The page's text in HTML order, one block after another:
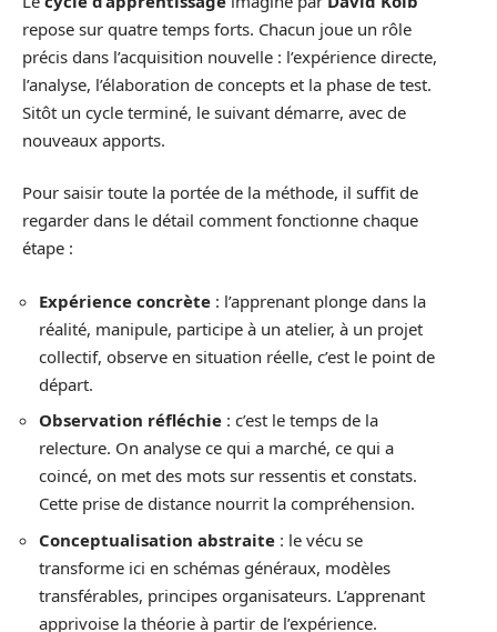
repose sur quatre temps forts. Chacun joue un rôle
précis dans l’acquisition nouvelle : l’expérience directe,
l’analyse, l’élaboration de concepts et la phase de test.
Sitôt un cycle terminé, le suivant démarre, avec de
nouveaux apports.
Pour saisir toute la portée de la méthode, il suffit de
regarder dans le détail comment fonctionne chaque
étape :
Expérience concrète : l’apprenant plonge dans la
réalité, manipule, participe à un atelier, à un projet
collectif, observe en situation réelle, c’est le point de
départ.
Observation réfléchie : c’est le temps de la
relecture. On analyse ce qui a marché, ce qui a
coincé, on met des mots sur ressentis et constats.
Cette prise de distance nourrit la compréhension.
Conceptualisation abstraite : le vécu se
transforme ici en schémas généraux, modèles
transférables, principes organisateurs. L’apprenant
apprivoise la théorie à partir de l’expérience.